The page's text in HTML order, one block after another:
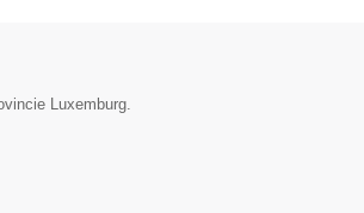
Luxemburg.